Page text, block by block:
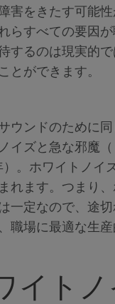
害をきたす可能
らすべての要因
するのは現実的
とができます。
ウンドのために
イズと急な邪魔
。ホワイトノイ
れます。つまり
一定なので、途
場に最適な生
イト